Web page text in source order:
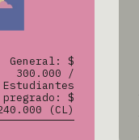
General: $
300.000 /
Estudiantes
pregrado: $
(CL)